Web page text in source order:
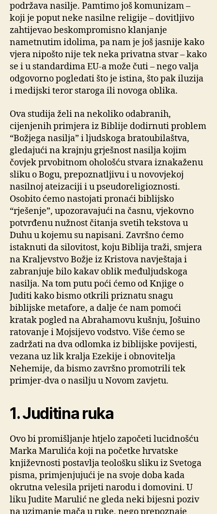
podržava nasilje. Pamtimo još komunizam –
koji je poput neke nasilne religije – dovitljivo
zahtijevao beskompromisno klanjanje
nametnutim idolima, pa nam je još jasnije kako
vjera nipošto nije tek neka privatna stvar – kako
se i u standardima EU-a može čuti – nego valja
odgovorno pogledati što je istina, što pak iluzija
i medijski teror staroga ili novoga oblika.
Ova studija želi na nekoliko odabranih,
cijenjenih primjera iz Biblije dodirnuti problem
“Božjega nasilja” i ljudskoga bratoubilaštva,
gledajući na krajnju grješnost nasilja kojim
čovjek prvobitnom ohološću stvara iznakaženu
sliku o Bogu, prepoznatljivu i u novovjekoj
nasilnoj ateizaciji i u pseudoreligioznosti.
Osobito ćemo nastojati pronaći biblijsko
“rješenje”, upozoravajući na časnu, vjekovno
potvrđenu nužnost čitanja svetih tekstova u
Duhu u kojemu su napisani. Završno ćemo
istaknuti da silovitost, koju Biblija traži, smjera
na Kraljevstvo Božje iz Kristova navještaja i
zabranjuje bilo kakav oblik međuljudskoga
nasilja. Na tom putu poći ćemo od Knjige o
Juditi kako bismo otkrili priznatu snagu
biblijske metafore, a dalje će nam pomoći
kratak pogled na Abrahamovu kušnju, Jošuino
ratovanje i Mojsijevo vodstvo. Više ćemo se
zadržati na dva odlomka iz biblijske povijesti,
vezana uz lik kralja Ezekije i obnovitelja
Nehemije, da bismo završno promotrili tek
primjer-dva o nasilju u Novom zavjetu.
1. Juditina ruka
Ovo bi promišljanje htjelo započeti lucidnošću
Marka Marulića koji na početke hrvatske
književnosti postavlja teološku sliku iz Svetoga
pisma, primjenjujući je na svoje doba kada
okrutna velesila prijeti narodu i domovini. U
liku Judite Marulić ne gleda neki bijesni poziv
na uzimanje mača u ruke, nego prepoznaje